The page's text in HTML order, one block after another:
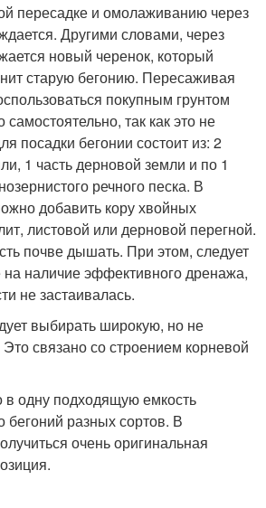
пересадке и омолаживанию через
Другими словами, через
новый черенок, который
старую бегонию. Пересаживая
покупным грунтом
самостоятельно, так как это не
посадки бегонии состоит из: 2
1 часть дерновой земли и по 1
речного песка. В
добавить кору хвойных
листовой или дерновой перегной.
почве дышать. При этом, следует
наличие эффективного дренажа,
не застаивалась.
выбирать широкую, но не
Это связано со строением корневой
в одну подходящую емкость
бегоний разных сортов. В
очень оригинальная